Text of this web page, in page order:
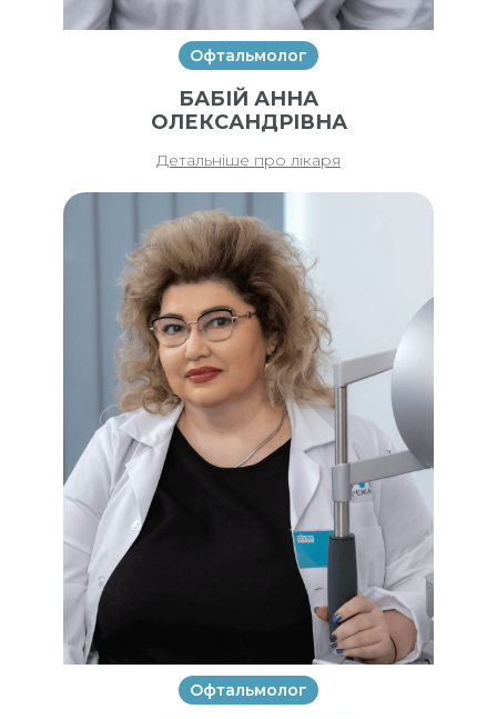
Офтальмолог
БАБІЙ АННА
ОЛЕКСАНДРІВНА
Детальніше про лікаря
Офтальмолог